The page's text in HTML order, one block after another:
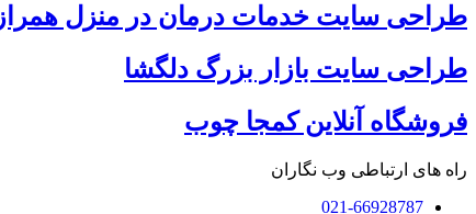
طراحی سایت خدمات درمان در منزل همراز
طراحی سایت بازار بزرگ دلگشا
فروشگاه آنلاین کمجا چوب
راه های ارتباطی وب نگاران
021-66928787